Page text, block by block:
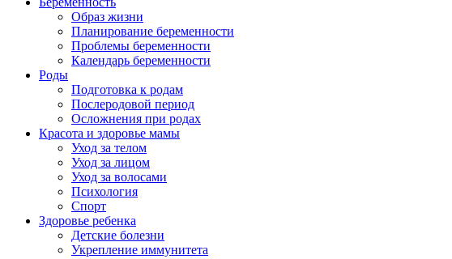
Образ жизни
Планирование беременности
Проблемы беременности
Календарь беременности
Роды
Подготовка к родам
Послеродовой период
Осложнения при родах
Красота и здоровье мамы
Уход за телом
Уход за лицом
Уход за волосами
Психология
Спорт
Здоровье ребенка
Детские болезни
Укрепление иммунитета